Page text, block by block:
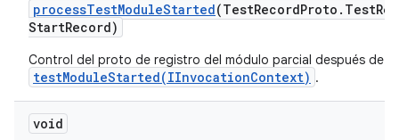
processTestModuleStarted(TestRecordProto . Test
StartRecord)
Control del proto de registro del módulo parcial después de
testModuleStarted(IInvocationContext) .
void